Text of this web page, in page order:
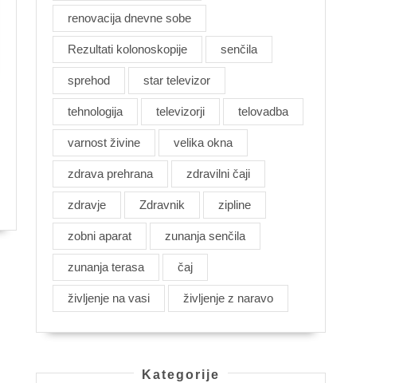
renovacija dnevne sobe
Rezultati kolonoskopije senčila
sprehod star televizor
tehnologija televizorji telovadba
varnost živine velika okna
zdrava prehrana zdravilni čaji
zdravje Zdravnik zipline
zobni aparat zunanja senčila
zunanja terasa čaj
življenje na vasi življenje z naravo
Kategorije